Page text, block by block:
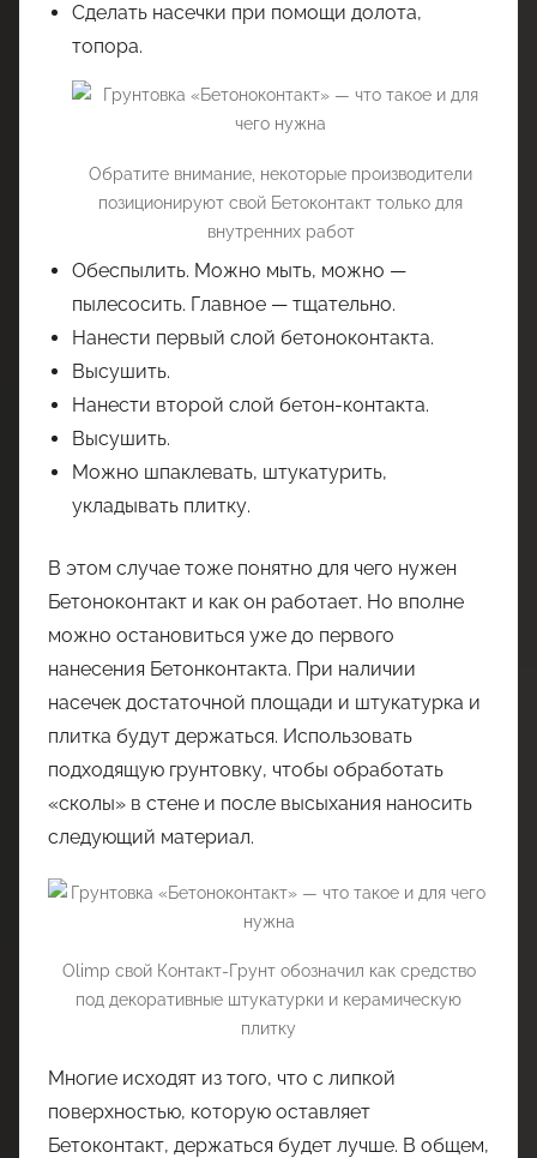
Сделать насечки при помощи долота,
топора.
Обратите внимание, некоторые производители
позиционируют свой Бетоконтакт только для
внутренних работ
Обеспылить. Можно мыть, можно —
пылесосить. Главное — тщательно.
Нанести первый слой бетоноконтакта.
Высушить.
Нанести второй слой бетон-контакта.
Высушить.
Можно шпаклевать, штукатурить,
укладывать плитку.
В этом случае тоже понятно для чего нужен
Бетоноконтакт и как он работает. Но вполне
можно остановиться уже до первого
нанесения Бетонконтакта. При наличии
насечек достаточной площади и штукатурка и
плитка будут держаться. Использовать
подходящую грунтовку, чтобы обработать
«сколы» в стене и после высыхания наносить
следующий материал.
Olimp свой Контакт-Грунт обозначил как средство
под декоративные штукатурки и керамическую
плитку
Многие исходят из того, что с липкой
поверхностью, которую оставляет
Бетоконтакт, держаться будет лучше. В общем,